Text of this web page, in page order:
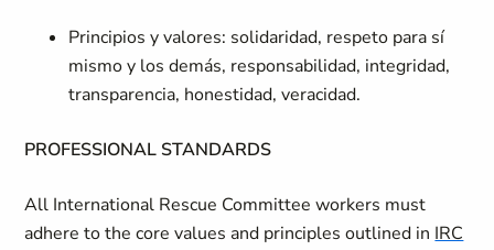
Principios y valores: solidaridad, respeto para sí
mismo y los demás, responsabilidad, integridad,
transparencia, honestidad, veracidad.
PROFESSIONAL STANDARDS
All International Rescue Committee workers must
adhere to the core values and principles outlined in IRC